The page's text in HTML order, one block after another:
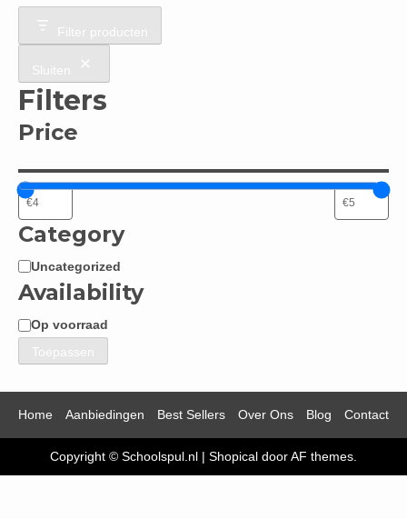
Filter producten
Sluiten
Filters
Price
Category
Categorie
Uncategorized
Availability
Beschikbaarheid
Op voorraad
Toepassen
Home Aanbiedingen Best Sellers Over Ons Blog Contact
Copyright © Schoolspul.nl | Shopical door AF themes.